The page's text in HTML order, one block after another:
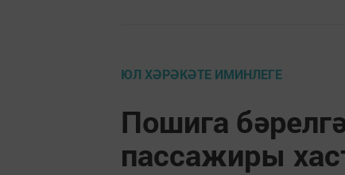
ЮЛ ХӘРӘКӘТЕ ИМИНЛЕГЕ
Пошига
пассажиры